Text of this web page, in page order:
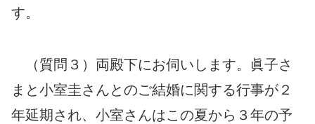
す。
（質問３）両殿下にお伺いします。眞子さ
まと小室圭さんとのご結婚に関する行事が２
年延期され、小室さんはこの夏から３年の予